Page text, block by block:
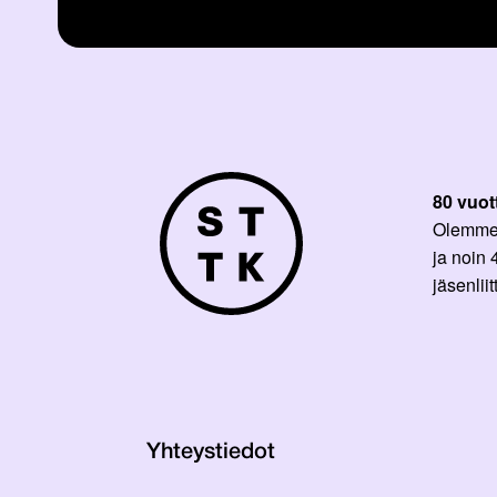
80
ja noin
Yhteystiedot